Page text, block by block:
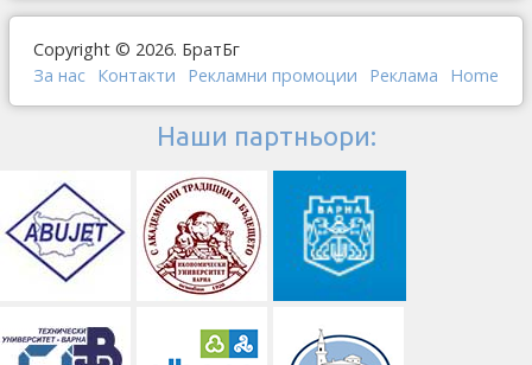
Copyright © 2026. БратБг
За нас Контакти Рекламни промоции Реклама Home
Наши партньори: